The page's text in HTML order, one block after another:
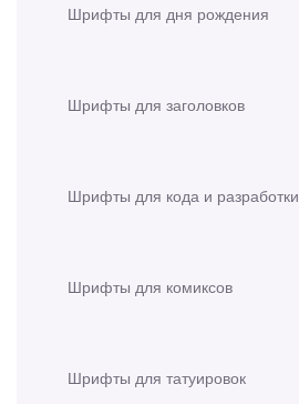
Шрифты для дня рождения
Шрифты для заголовков
Шрифты для кода и разработки
Шрифты для комиксов
Шрифты для татуировок